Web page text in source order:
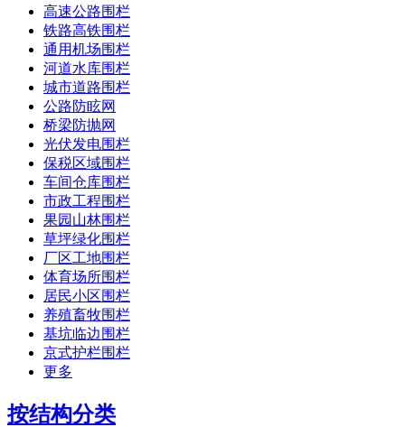
高速公路围栏
铁路高铁围栏
通用机场围栏
河道水库围栏
城市道路围栏
公路防眩网
桥梁防抛网
光伏发电围栏
保税区域围栏
车间仓库围栏
市政工程围栏
果园山林围栏
草坪绿化围栏
厂区工地围栏
体育场所围栏
居民小区围栏
养殖畜牧围栏
基坑临边围栏
京式护栏围栏
更多
按结构分类